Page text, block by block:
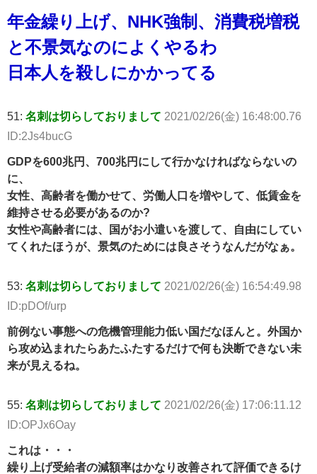
年金繰り上げ、NHK強制、消費税増税
と不景気なのによくやるわ
日本人を殺しにかかってる
51: 名刺は切らしておりまして 2021/02/26(金) 16:48:00.76
ID:2Js4bucG
GDPを600兆円、700兆円にして行かなければならないの
に、
女性、高齢者を働かせて、労働人口を増やして、低賃金を
維持させる必要があるのか?
女性や高齢者には、国がお小遣いを渡して、自由にしてい
てくれたほうが、景気のためには良さそうなんだがなぁ。
53: 名刺は切らしておりまして 2021/02/26(金) 16:54:49.98
ID:pDOf/urp
前例ない事態への危機管理能力低い国だなほんと。外国か
ら攻め込まれたらあたふたするだけで何も決断できない未
来が見えるね。
55: 名刺は切らしておりまして 2021/02/26(金) 17:06:11.12
ID:OPJx6Oay
これは・・・
繰り上げ受給者の減額率はかなり改善されて評価できるけ